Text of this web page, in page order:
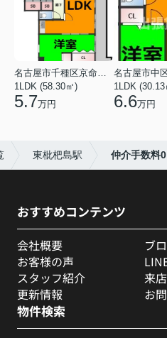
1LDK (58.30㎡)
5.7万円
1LDK (30.13
6.6万円
東枇杷島駅 仲介手数料
おすすめコンテンツ
会社概要
お客様の声
スタッフ紹介
更新情報
ブ
来
お
物件検索